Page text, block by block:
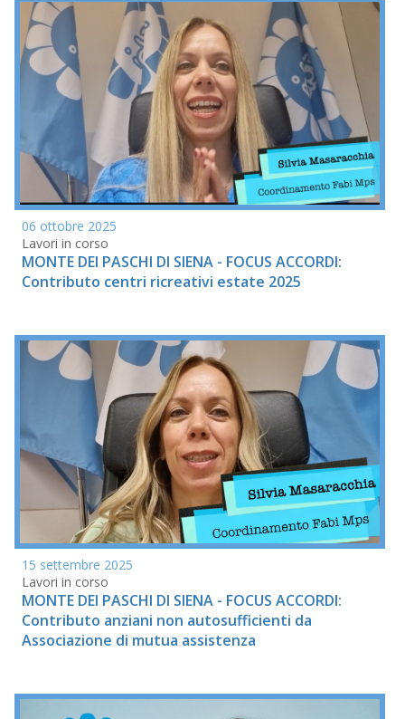
06 ottobre 2025
Lavori in corso
MONTE DEI PASCHI DI SIENA - FOCUS ACCORDI:
Contributo centri ricreativi estate 2025
15 settembre 2025
Lavori in corso
MONTE DEI PASCHI DI SIENA - FOCUS ACCORDI:
Contributo anziani non autosufficienti da
Associazione di mutua assistenza